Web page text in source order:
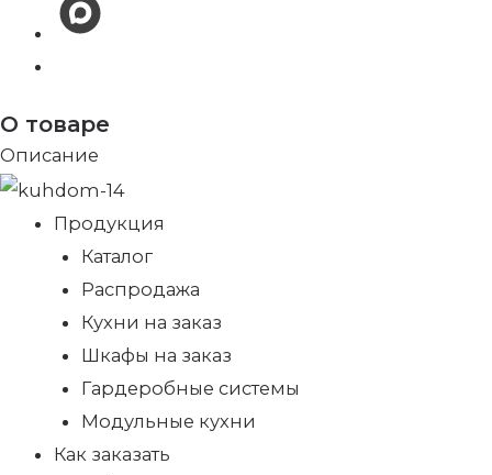
О товаре
Описание
Продукция
Каталог
Распродажа
Кухни на заказ
Шкафы на заказ
Гардеробные системы
Модульные кухни
Как заказать